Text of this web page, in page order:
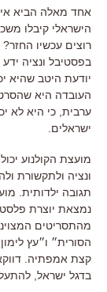
אחד מאלה הביא
הישראלי קיבלו
רוצים עכשיו
בפסטיבל ונציה
יודעת היטב שהיא
העובדה היא
ערבית, כי היא לא
ישראלים.
מועצת הקולנוע
ונציה ולתקשורת
תגובה ילדותית.
נמצאת יוצרת
מהתסריטים
הסורית״ ו״עץ
קצת אמפתיה.
בדגל ישראל,